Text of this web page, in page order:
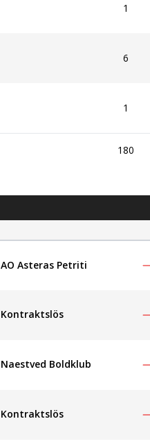
1
6
1
180
AO Asteras Petriti
Kontraktslös
Naestved Boldklub
Kontraktslös